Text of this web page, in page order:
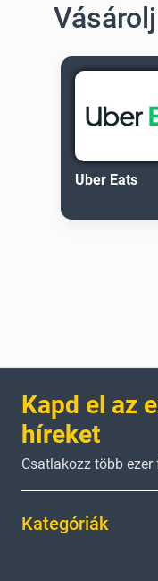
Uber Eats
Kapd el az
híreket
Csatlakozz több
Kategóriák